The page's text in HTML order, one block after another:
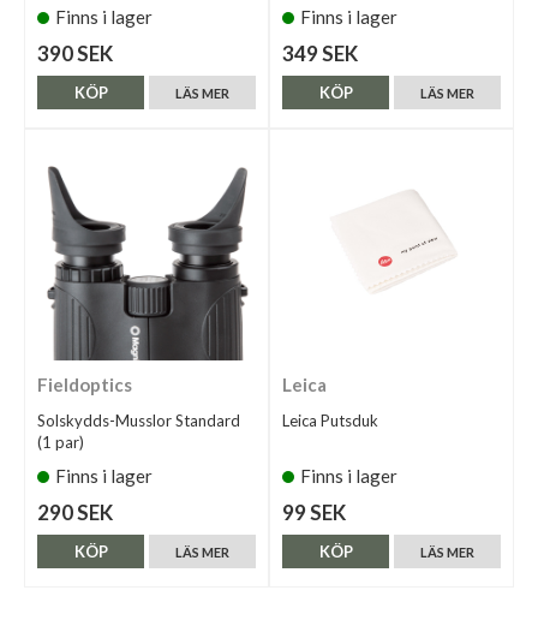
Finns i lager
390 SEK
LÄS MER
KÖP
Finns i lager
349 SEK
LÄS MER
KÖP
Fieldoptics
Solskydds-Musslor Standard
(1 par)
Finns i lager
290 SEK
LÄS MER
KÖP
Leica
Leica Putsduk
Finns i lager
99 SEK
LÄS MER
KÖP